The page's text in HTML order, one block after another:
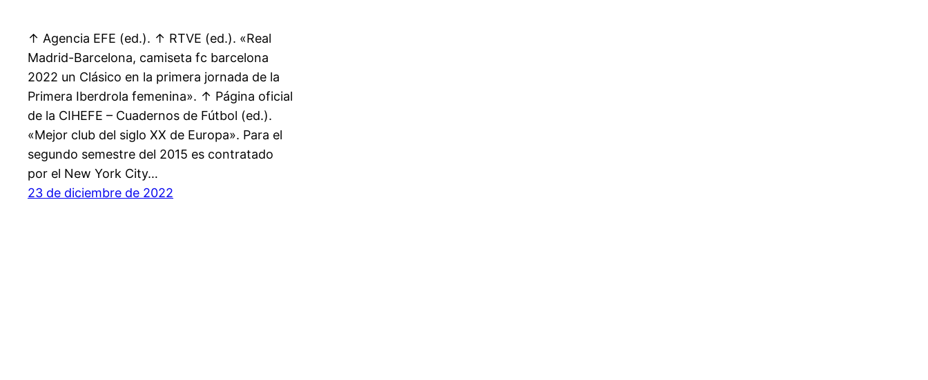
↑ Agencia EFE (ed.). ↑ RTVE (ed.). «Real
Madrid-Barcelona, camiseta fc barcelona
2022 un Clásico en la primera jornada de la
Primera Iberdrola femenina». ↑ Página oficial
de la CIHEFE – Cuadernos de Fútbol (ed.).
«Mejor club del siglo XX de Europa». Para el
segundo semestre del 2015 es contratado
por el New York City…
23 de diciembre de 2022